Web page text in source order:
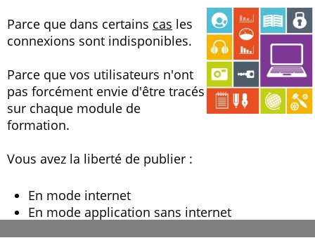
Parce que dans certains cas les
connexions sont indisponibles.
Parce que vos utilisateurs n'ont
pas forcément envie d'être tracés
sur chaque module de
formation.
Vous avez la liberté de publier :
En mode internet
En mode application sans internet